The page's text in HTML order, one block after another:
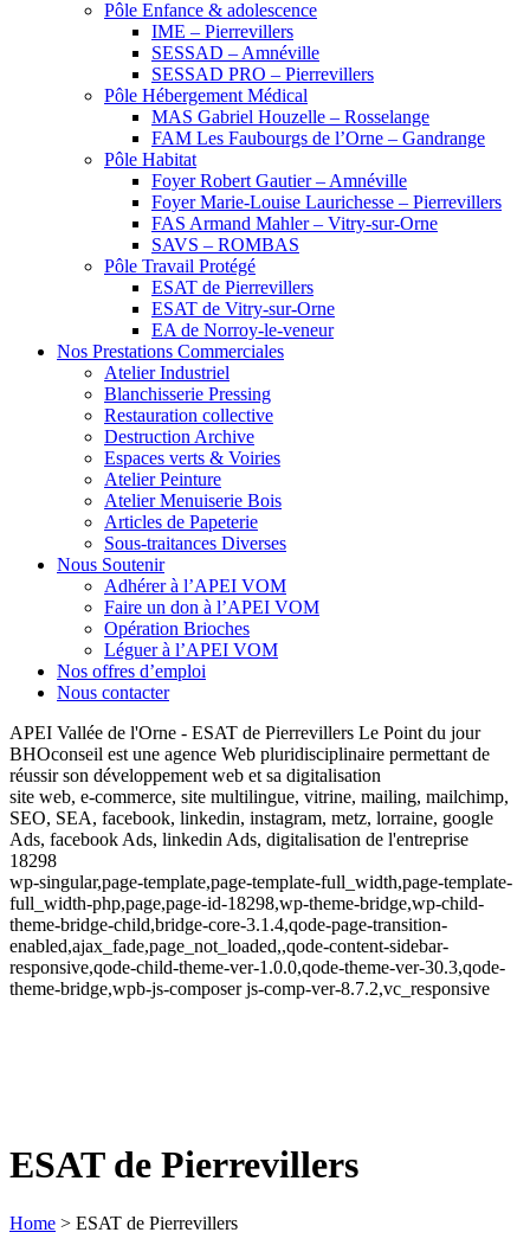
Pôle Enfance & adolescence
IME – Pierrevillers
SESSAD – Amnéville
SESSAD PRO – Pierrevillers
Pôle Hébergement Médical
MAS Gabriel Houzelle – Rosselange
FAM Les Faubourgs de l’Orne – Gandrange
Pôle Habitat
Foyer Robert Gautier – Amnéville
Foyer Marie-Louise Laurichesse – Pierrevillers
FAS Armand Mahler – Vitry-sur-Orne
SAVS – ROMBAS
Pôle Travail Protégé
ESAT de Pierrevillers
ESAT de Vitry-sur-Orne
EA de Norroy-le-veneur
Nos Prestations Commerciales
Atelier Industriel
Blanchisserie Pressing
Restauration collective
Destruction Archive
Espaces verts & Voiries
Atelier Peinture
Atelier Menuiserie Bois
Articles de Papeterie
Sous-traitances Diverses
Nous Soutenir
Adhérer à l’APEI VOM
Faire un don à l’APEI VOM
Opération Brioches
Léguer à l’APEI VOM
Nos offres d’emploi
Nous contacter
APEI Vallée de l'Orne - ESAT de Pierrevillers Le Point du jour
BHOconseil est une agence Web pluridisciplinaire permettant de
réussir son développement web et sa digitalisation
site web, e-commerce, site multilingue, vitrine, mailing, mailchimp,
SEO, SEA, facebook, linkedin, instagram, metz, lorraine, google
Ads, facebook Ads, linkedin Ads, digitalisation de l'entreprise
18298
wp-singular,page-template,page-template-full_width,page-template-
full_width-php,page,page-id-18298,wp-theme-bridge,wp-child-
theme-bridge-child,bridge-core-3.1.4,qode-page-transition-
enabled,ajax_fade,page_not_loaded,,qode-content-sidebar-
responsive,qode-child-theme-ver-1.0.0,qode-theme-ver-30.3,qode-
theme-bridge,wpb-js-composer js-comp-ver-8.7.2,vc_responsive
ESAT de Pierrevillers
Home > ESAT de Pierrevillers